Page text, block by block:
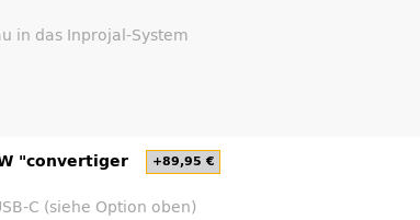
in das Inprojal-System
"convertiger
+89,95 €
C (siehe Option oben)